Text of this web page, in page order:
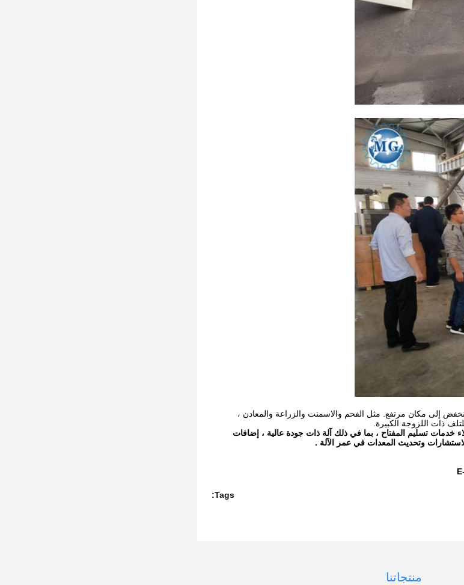
إلى مكان مرتفع. مثل الفحم والاسمنت والزراعة والمعادن ،
ذات اللزوجة الكبيرة.
18 عاما ، ونحن دائما نقدم للعملاء خدمات تسليم المفتاح ، بما في ذلك آلة ذات جودة عالية ، إضافات
وتحديث المعدات في عمر الآلة .
Tags:
منتجاتنا